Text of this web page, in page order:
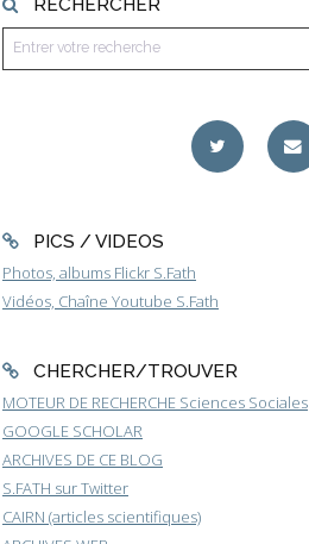
RECHERCHER
PICS / VIDEOS
Photos, albums Flickr S.Fath
Vidéos, Chaîne Youtube S.Fath
CHERCHER/TROUVER
MOTEUR DE RECHERCHE Sciences Sociales
GOOGLE SCHOLAR
ARCHIVES DE CE BLOG
S.FATH sur Twitter
CAIRN (articles scientifiques)